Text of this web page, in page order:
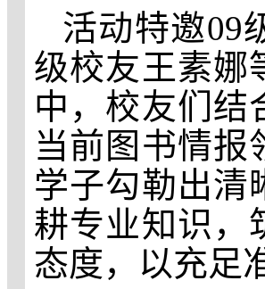
活动特邀09
级校友王素娜
中，校友们结
当前图书情报
学子勾勒出清
耕专业知识，
态度，以充足